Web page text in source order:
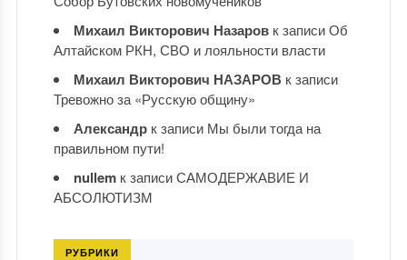
Михаил Викторович Назаровк записиОб
Алтайском РКН, СВО и лояльности власти
Михаил Викторович НАЗАРОВ к записи
Тревожно за «Русскую общину»
Александрк записи Мы были тогда на
правильном пути!
nullemк записиСАМОДЕРЖАВИЕ И
АБСОЛЮТИЗМ
РУБРИКИ